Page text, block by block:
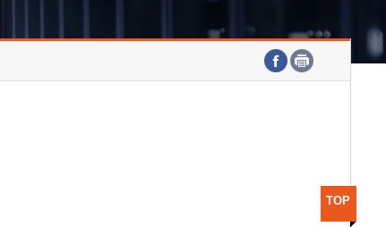
호남권연구본부
기획본부
TOP